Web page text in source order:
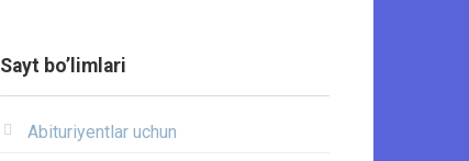
Sayt bo’limlari
Abituriyentlar uchun